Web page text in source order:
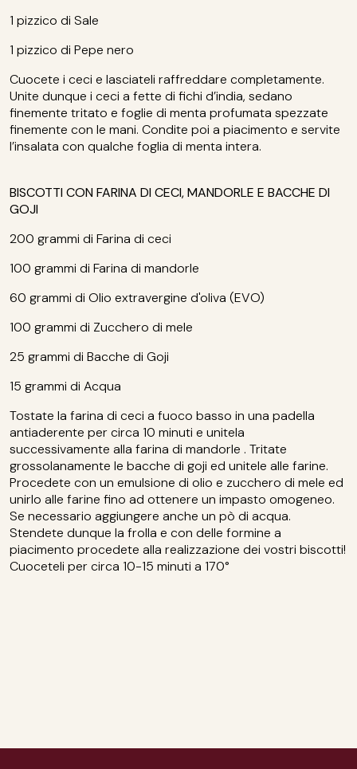
1 pizzico di Sale
1 pizzico di Pepe nero
Cuocete i ceci e lasciateli raffreddare completamente.
Unite dunque i ceci a fette di fichi d’india, sedano
finemente tritato e foglie di menta profumata spezzate
finemente con le mani. Condite poi a piacimento e servite
l’insalata con qualche foglia di menta intera.
BISCOTTI CON FARINA DI CECI, MANDORLE E BACCHE DI
GOJI
200 grammi di Farina di ceci
100 grammi di Farina di mandorle
60 grammi di Olio extravergine d'oliva (EVO)
100 grammi di Zucchero di mele
25 grammi di Bacche di Goji
15 grammi di Acqua
Tostate la farina di ceci a fuoco basso in una padella
antiaderente per circa 10 minuti e unitela
successivamente alla farina di mandorle . Tritate
grossolanamente le bacche di goji ed unitele alle farine.
Procedete con un emulsione di olio e zucchero di mele ed
unirlo alle farine fino ad ottenere un impasto omogeneo.
Se necessario aggiungere anche un pò di acqua.
Stendete dunque la frolla e con delle formine a
piacimento procedete alla realizzazione dei vostri biscotti!
Cuoceteli per circa 10-15 minuti a 170°